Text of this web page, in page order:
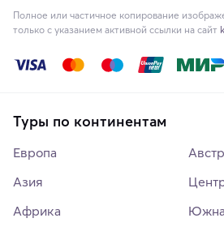
Полное или частичное копирование
только с указанием активной ссылки на сайт
Туры по континентам
Европа
Азия
Африка